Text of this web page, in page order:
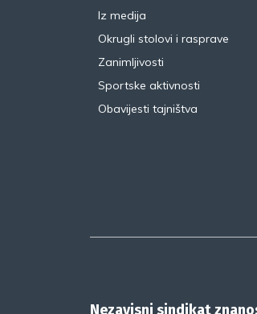
Iz medija
Okrugli stolovi i rasprave
Zanimljivosti
Sportske aktivnosti
Obavijesti tajništva
Nezavisni sindikat